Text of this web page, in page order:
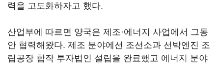
력을 고도화하자고 했다.
산업부에 따르면 양국은 제조·에너지 사업에서 그동
안 협력해왔다. 제조 분야에선 조선소과 선박엔진 조
립공장 합작 투자법인 설립을 완료했고 에너지 분야